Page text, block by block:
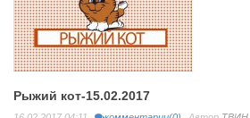
Рыжий кот-15.02.2017